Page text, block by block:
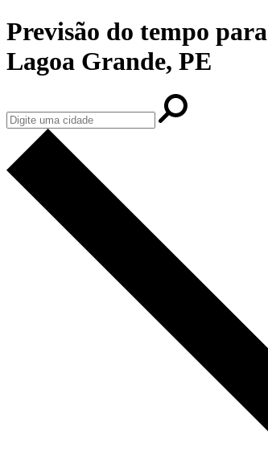
Previsão do tempo para
Lagoa Grande, PE